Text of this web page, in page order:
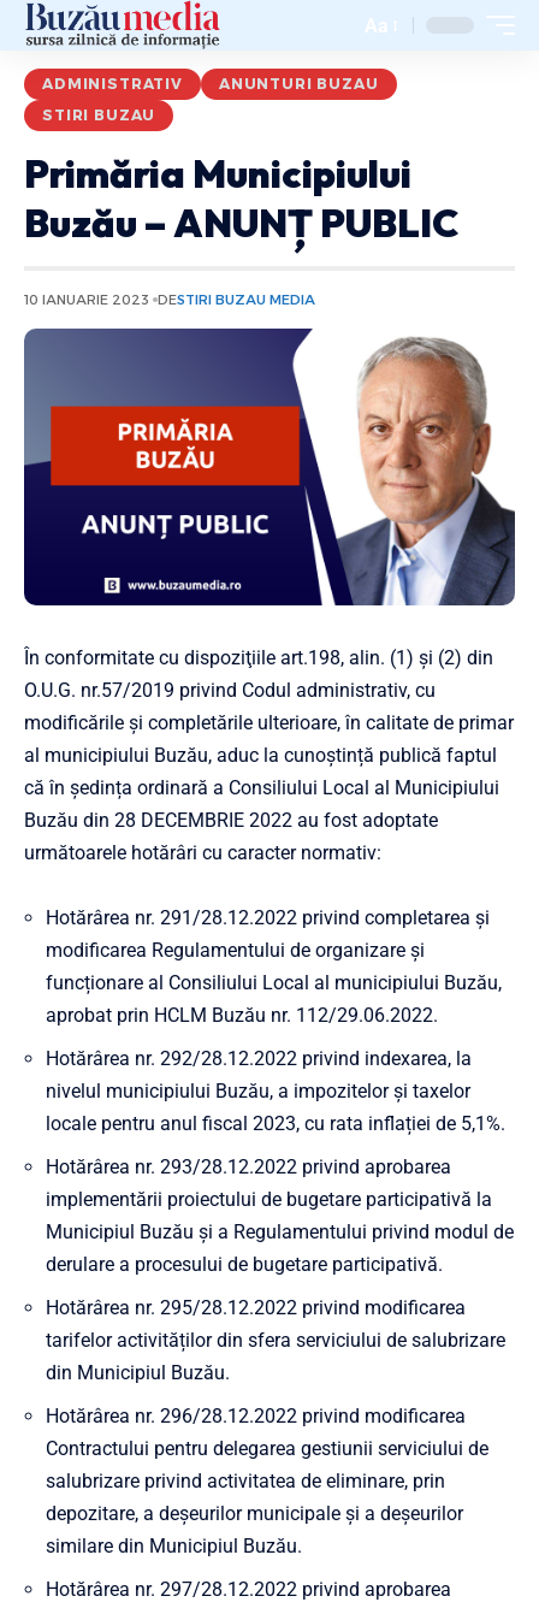
Aa
ADMINISTRATIV
ANUNTURI BUZAU
STIRI BUZAU
Primăria Municipiului
Buzău – ANUNȚ PUBLIC
10 IANUARIE 2023 DESTIRI BUZAU MEDIA
În conformitate cu dispoziţiile art.198, alin. (1) și (2) din
O.U.G. nr.57/2019 privind Codul administrativ, cu
modificările și completările ulterioare, în calitate de primar
al municipiului Buzău, aduc la cunoștință publică faptul
că în ședința ordinară a Consiliului Local al Municipiului
Buzău din 28 DECEMBRIE 2022 au fost adoptate
următoarele hotărâri cu caracter normativ:
Hotărârea nr. 291/28.12.2022 privind completarea și
modificarea Regulamentului de organizare și
funcționare al Consiliului Local al municipiului Buzău,
aprobat prin HCLM Buzău nr. 112/29.06.2022.
Hotărârea nr. 292/28.12.2022 privind indexarea, la
nivelul municipiului Buzău, a impozitelor şi taxelor
locale pentru anul fiscal 2023, cu rata inflației de 5,1%.
Hotărârea nr. 293/28.12.2022 privind aprobarea
implementării proiectului de bugetare participativă la
Municipiul Buzău și a Regulamentului privind modul de
derulare a procesului de bugetare participativă.
Hotărârea nr. 295/28.12.2022 privind modificarea
tarifelor activităților din sfera serviciului de salubrizare
din Municipiul Buzău.
Hotărârea nr. 296/28.12.2022 privind modificarea
Contractului pentru delegarea gestiunii serviciului de
salubrizare privind activitatea de eliminare, prin
depozitare, a deșeurilor municipale și a deșeurilor
similare din Municipiul Buzău.
Hotărârea nr. 297/28.12.2022 privind aprobarea